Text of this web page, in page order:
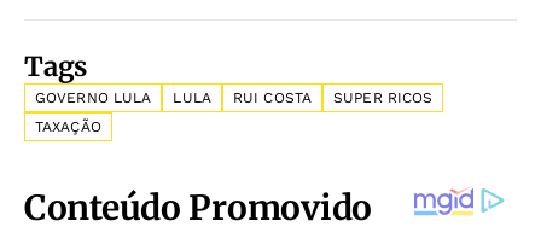
Tags
GOVERNO LULA LULA RUI COSTA
SUPER RICOS
TAXAÇÃO